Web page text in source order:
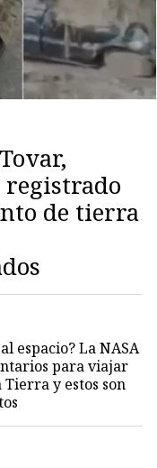
registrado
de tierra
espacio? La NASA
para viajar
y estos son